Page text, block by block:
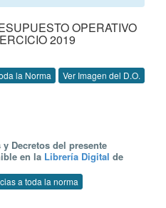
OPERATIVO
2019
la Norma Ver Imagen del D.O.
Decretos del presente
en la Librería Digital de
a toda la norma